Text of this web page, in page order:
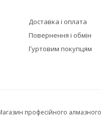
Доставка і оплата
Повернення і обмін
Гуртовим покупцям